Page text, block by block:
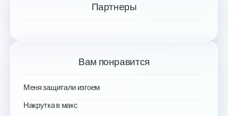
Партнеры
Вам понравится
Меня защитали изгоем
Накрутка в макс